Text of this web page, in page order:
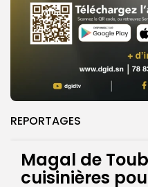
REPORTAGES
Magal de
cuisinières